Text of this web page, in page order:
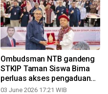
Ombudsman NTB gandeng
STKIP Taman Siswa Bima
perluas akses pengaduan
pelayanan publik
03 June 2026 17:21 WIB